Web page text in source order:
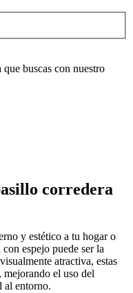
buscas con nuestro
corredera
y estético a tu hogar o
espejo puede ser la
atractiva, estas
mejorando el uso del
al entorno.